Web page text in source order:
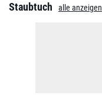
Staubtuch alle anzeigen